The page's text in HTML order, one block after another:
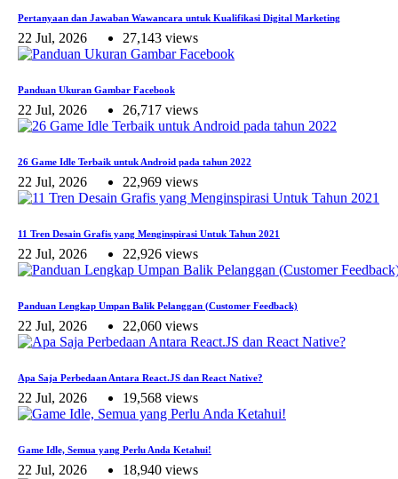
Pertanyaan dan Jawaban Wawancara untuk Kualifikasi Digital Marketing
22 Jul, 2026 27,143 views
Panduan Ukuran Gambar Facebook
22 Jul, 2026 26,717 views
26 Game Idle Terbaik untuk Android pada tahun 2022
22 Jul, 2026 22,969 views
11 Tren Desain Grafis yang Menginspirasi Untuk Tahun 2021
22 Jul, 2026 22,926 views
Panduan Lengkap Umpan Balik Pelanggan (Customer Feedback)
22 Jul, 2026 22,060 views
Apa Saja Perbedaan Antara React.JS dan React Native?
22 Jul, 2026 19,568 views
Game Idle, Semua yang Perlu Anda Ketahui!
22 Jul, 2026 18,940 views